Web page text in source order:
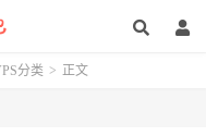
分类 > 正文